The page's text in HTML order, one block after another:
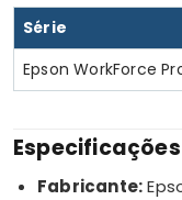
Série
Epson WorkForce
Fabricante: